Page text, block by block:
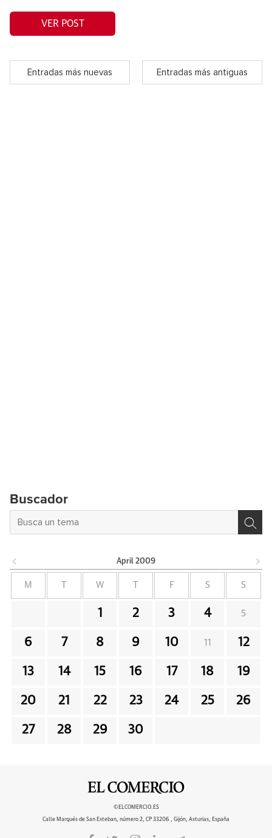
VER POST
Entradas más nuevas Entradas más antiguas
Buscador
April 2009
M W F S S
1 2 3 4 5
6 7 8 9 10 11 12
13 14 15 16 17 18 19
20 21 22 23 24 25 26
27 28 29 30
©ELCOMERCIO.ES
Calle Marqués de San Esteban, número 2, CP 33206 , Gijón, Asturias, España